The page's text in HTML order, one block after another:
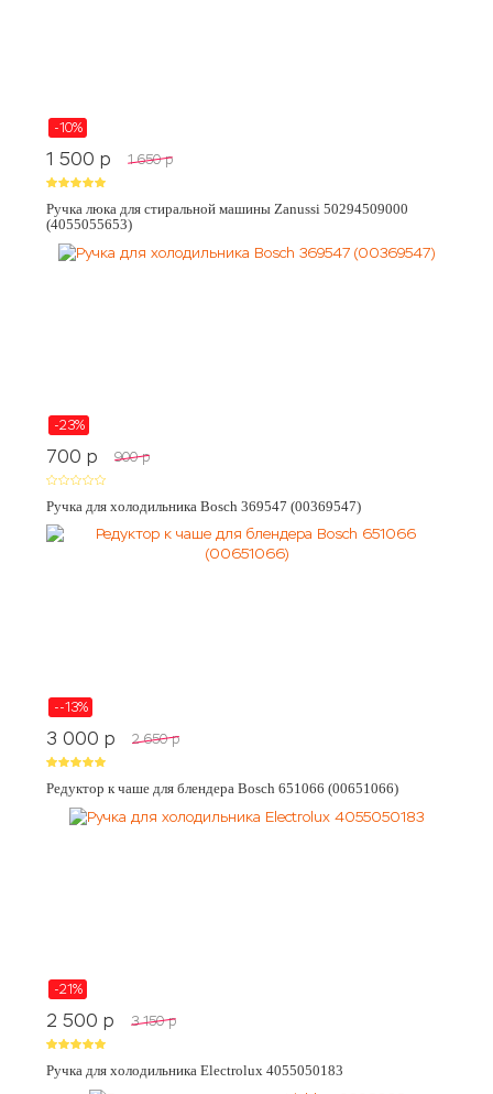
-10%
1 500 p 1 650 p
Ручка люка для стиральной машины Zanussi 50294509000
(4055055653)
-23%
700 p 900 p
Ручка для холодильника Bosch 369547 (00369547)
--13%
3 000 p 2 650 p
Редуктор к чаше для блендера Bosch 651066 (00651066)
-21%
2 500 p 3 150 p
Ручка для холодильника Electrolux 4055050183